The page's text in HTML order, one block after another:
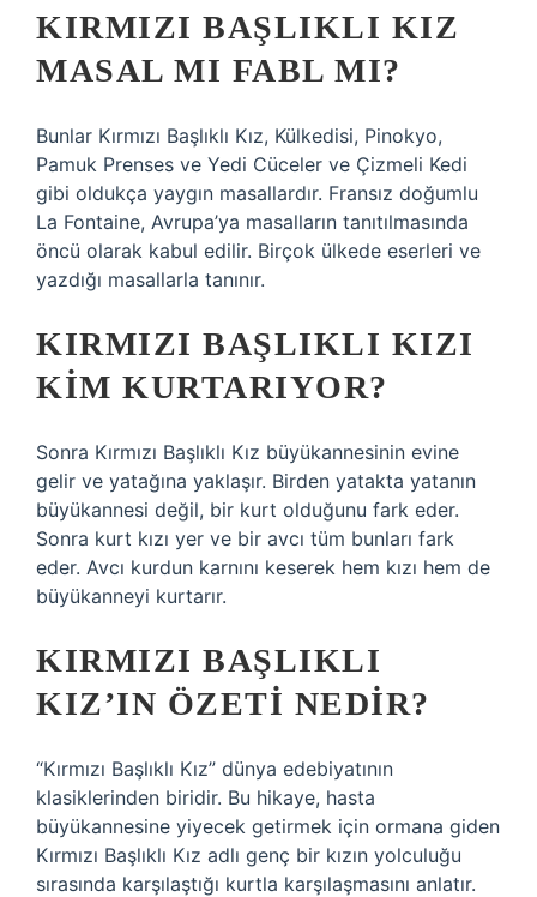
KIRMIZI BAŞLIKLI KIZ
MASAL MI FABL MI?
Bunlar Kırmızı Başlıklı Kız, Külkedisi, Pinokyo,
Pamuk Prenses ve Yedi Cüceler ve Çizmeli Kedi
gibi oldukça yaygın masallardır. Fransız doğumlu
La Fontaine, Avrupa’ya masalların tanıtılmasında
öncü olarak kabul edilir. Birçok ülkede eserleri ve
yazdığı masallarla tanınır.
KIRMIZI BAŞLIKLI KIZI
KIM KURTARIYOR?
Sonra Kırmızı Başlıklı Kız büyükannesinin evine
gelir ve yatağına yaklaşır. Birden yatakta yatanın
büyükannesi değil, bir kurt olduğunu fark eder.
Sonra kurt kızı yer ve bir avcı tüm bunları fark
eder. Avcı kurdun karnını keserek hem kızı hem de
büyükanneyi kurtarır.
KIRMIZI BAŞLIKLI
KIZ’IN ÖZETI NEDIR?
“Kırmızı Başlıklı Kız” dünya edebiyatının
klasiklerinden biridir. Bu hikaye, hasta
büyükannesine yiyecek getirmek için ormana giden
Kırmızı Başlıklı Kız adlı genç bir kızın yolculuğu
sırasında karşılaştığı kurtla karşılaşmasını anlatır.